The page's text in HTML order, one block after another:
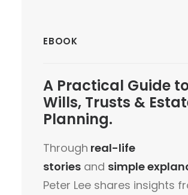
EBOOK
A Practical Guide
Wills, Trusts &
Planning.
Through real-life
stories and simple
Peter Lee shares insights